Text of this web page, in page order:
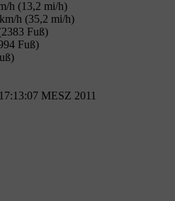
h (13,2 mi/h)
h (35,2 mi/h)
Fuß)
Fuß)
MESZ 2011